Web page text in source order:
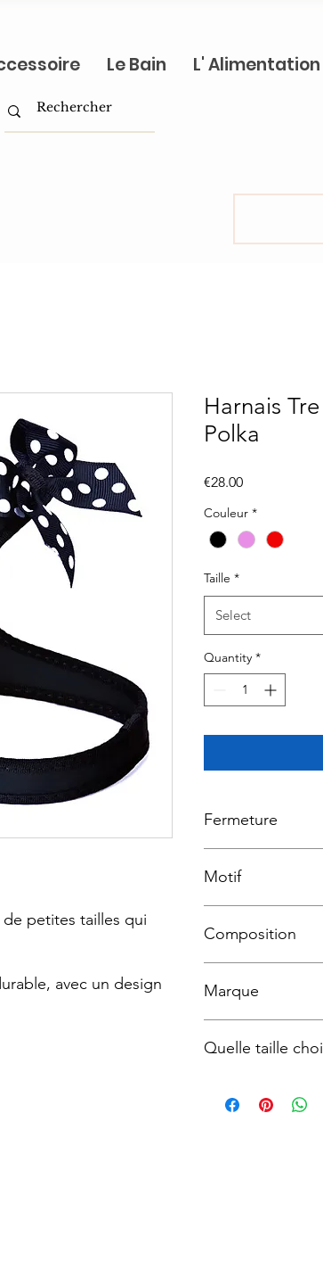
Le Bain L' Alimentation
petites tailles qui
avec un design
Harnais
Polka
€28.00Price
Couleur *
Taille *
Select
Quantity *
Fermeture
Motif
Composition
Marque
Quelle taille
TAILLE